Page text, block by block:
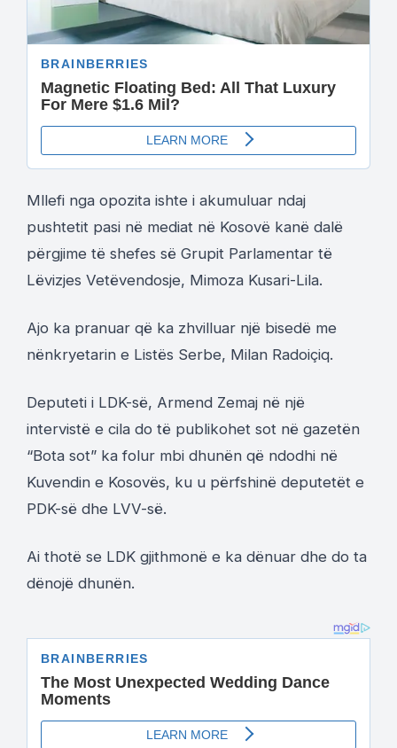
Mllefi nga opozita ishte i akumuluar ndaj
pushtetit pasi në mediat në Kosovë kanë dalë
përgjime të shefes së Grupit Parlamentar të
Lëvizjes Vetëvendosje, Mimoza Kusari-Lila.
Ajo ka pranuar që ka zhvilluar një bisedë me
nënkryetarin e Listës Serbe, Milan Radoiçiq.
Deputeti i LDK-së, Armend Zemaj në një
intervistë e cila do të publikohet sot në gazetën
“Bota sot” ka folur mbi dhunën që ndodhi në
Kuvendin e Kosovës, ku u përfshinë deputetët e
PDK-së dhe LVV-së.
Ai thotë se LDK gjithmonë e ka dënuar dhe do ta
dënojë dhunën.